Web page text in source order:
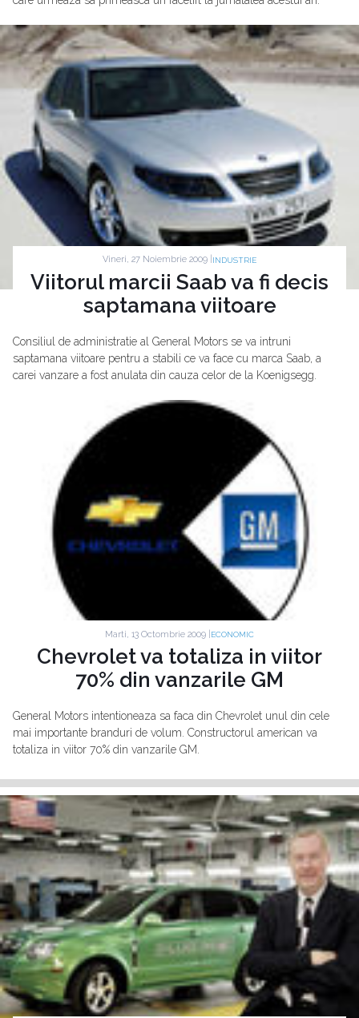
Vineri, 27 Noiembrie 2009 | INDUSTRIE
Viitorul marcii Saab va fi decis
saptamana viitoare
Consiliul de administratie al General Motors se va intruni
saptamana viitoare pentru a stabili ce va face cu marca Saab, a
carei vanzare a fost anulata din cauza celor de la Koenigsegg.
Marti, 13 Octombrie 2009 | ECONOMIC
Chevrolet va totaliza in viitor
70% din vanzarile GM
General Motors intentioneaza sa faca din Chevrolet unul din cele
mai importante branduri de volum. Constructorul american va
totaliza in viitor 70% din vanzarile GM.